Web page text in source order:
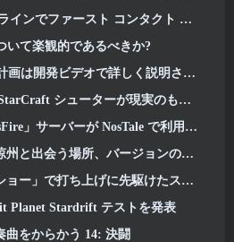
ーを祝い、ノーベル インテル巡洋戦艦の新バージョンを獲得しましょう
いて楽観的であるべきか?
開発ビデオで詳しく説明されています
現実のものになるかもしれないというさらなる兆候がある
ーバーが NosTale で利用可能になりました
、バージョンのリリースで利用可能になりました 1.5
」で打ち上げに先駆けたスターダイブ
Planet Stardrift テストを発表
曲をからかう 14: 決闘